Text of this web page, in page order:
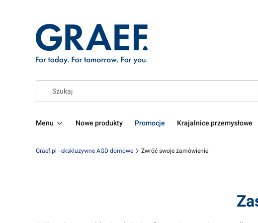
Menu Nowe produkty Promocje Krajalnice przemysłowe
Graef.pl - ekskluzywne AGD domowe Zwróć swoje zamówienie